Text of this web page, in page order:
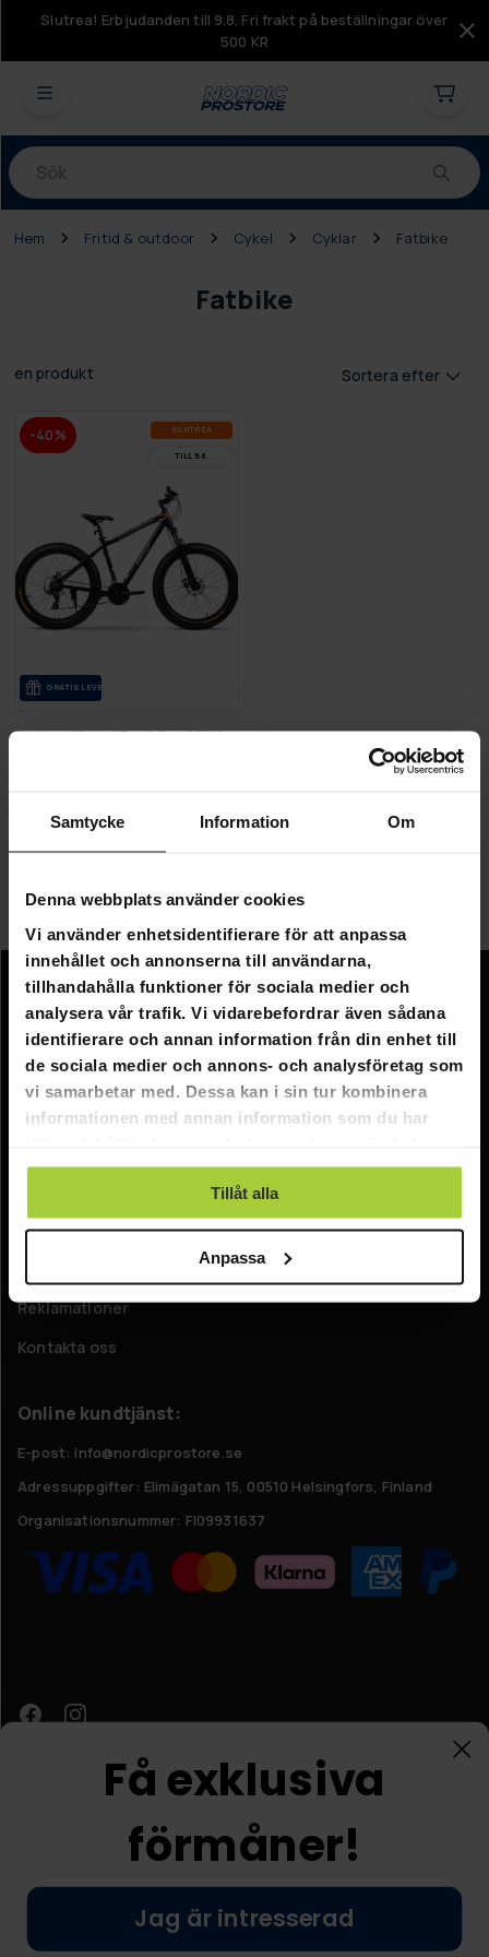
Samtycke Information Om
Denna webbplats använder cookies
Vi använder enhetsidentifierare för att anpassa
innehållet och annonserna till användarna,
tillhandahålla funktioner för sociala medier och
analysera vår trafik. Vi vidarebefordrar även sådana
identifierare och annan information från din enhet till
de sociala medier och annons- och analysföretag som
vi samarbetar med. Dessa kan i sin tur kombinera
informationen med annan information som du har
använt deras tjänster.
Tillåt alla
Anpassa
Slutrea! Erbjudanden till 9.8. Fri frakt på beställningar över
500 KR
Produkter
Hem Fritid & outdoor Cykel Cyklar Fatbike
Fatbike
en produkt Sortera efter
-40% SLUT­REA
TILL 9.8.
GRA­TIS LE­VE­RANS
Swoop Cykel Fatbike 26" Adventurer
Fatbike
Information
Företagsinformation
Om oss
Leverans
Reklamationer
Kontakta oss
Online kundtjänst:
E-post: info@nordicprostore.se
Adressuppgifter: Elimägatan 15, 00510 Helsingfors, Finland
Organisationsnummer: FI09931637
© Nordic Prostore 2026
Allmänna villkor
Få exklusiva
förmåner!
Jag är intresserad